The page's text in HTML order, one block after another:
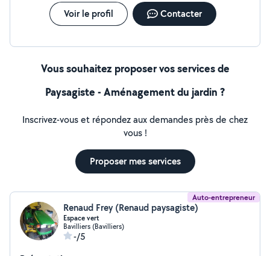
Voir le profil Contacter
Vous souhaitez proposer vos services de
Paysagiste - Aménagement du jardin ?
Inscrivez-vous et répondez aux demandes près de chez
vous !
Proposer mes services
Auto-entrepreneur
Renaud Frey (Renaud paysagiste)
Espace vert
Bavilliers (Bavilliers)
-/5